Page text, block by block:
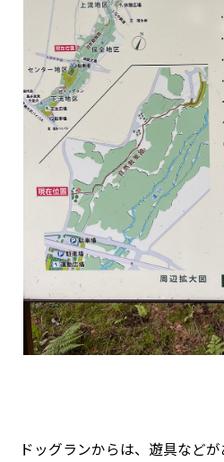
ドッグランからは、遊具など